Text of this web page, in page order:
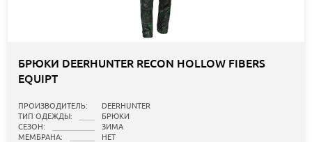
БРЮКИ DEERHUNTER RECON HOLLOW FIBERS
EQUIPT
ПРОИЗВОДИТЕЛЬ:
DEERHUNTER
ТИП ОДЕЖДЫ:
БРЮКИ
СЕЗОН:
ЗИМА
МЕМБРАНА:
НЕТ